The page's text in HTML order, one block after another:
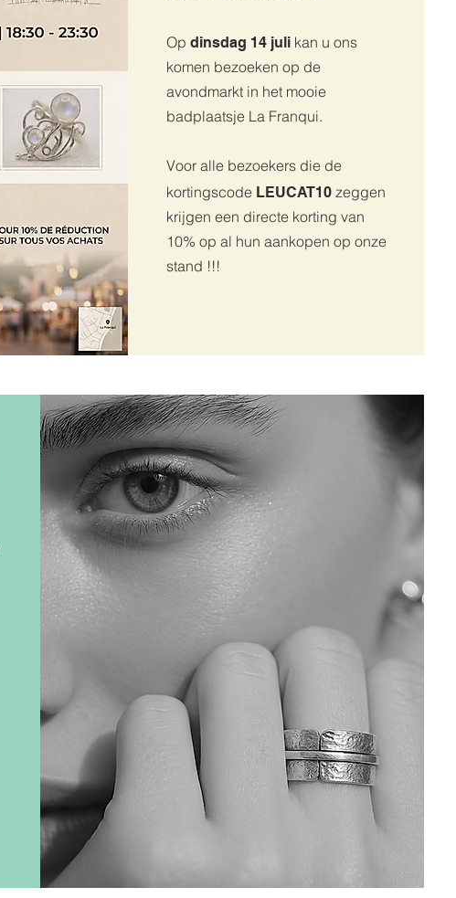
Op dinsdag 14 juli kan u ons
komen bezoeken op de
avondmarkt in het mooie
badplaatsje La Franqui.
Voor alle bezoekers die de
kortingscode LEUCAT10zeggen
krijgen een directe korting van
10% op al hun aankopen op onze
stand !!!